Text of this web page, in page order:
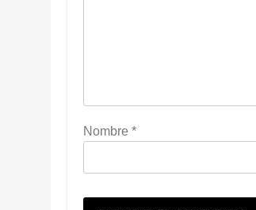
Nombre *